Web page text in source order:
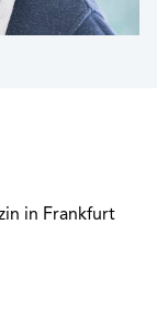
in Frankfurt